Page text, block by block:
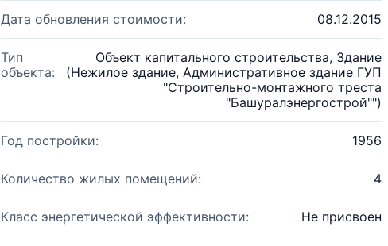
Дата обновления стоимости: 08.12.2015
Тип
объекта:
Объект капитального строительства, Здание
(Нежилое здание, Административное здание ГУП
"Строительно-монтажного треста
"Башуралэнергострой"")
Год постройки: 1956
Количество жилых помещений: 4
Класс энергетической эффективности: Не присвоен